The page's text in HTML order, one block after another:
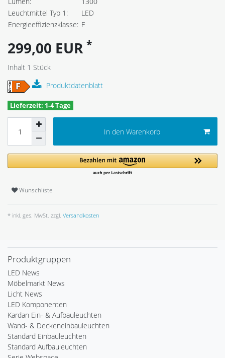
Leuchtmittel Typ 1:
LED
Energieeffizienzklasse: F
299,00 EUR *
Inhalt 1 Stück
Produktdatenblatt
Lieferzeit: 1-4 Tage
In den Warenkorb
Wunschliste
* inkl. ges. MwSt. zzgl. Versandkosten
Produktgruppen
LED News
Möbelmarkt News
Licht News
LED Komponenten
Kardan Ein- & Aufbauleuchten
Wand- & Deckeneinbauleuchten
Standard Einbauleuchten
Standard Aufbauleuchten